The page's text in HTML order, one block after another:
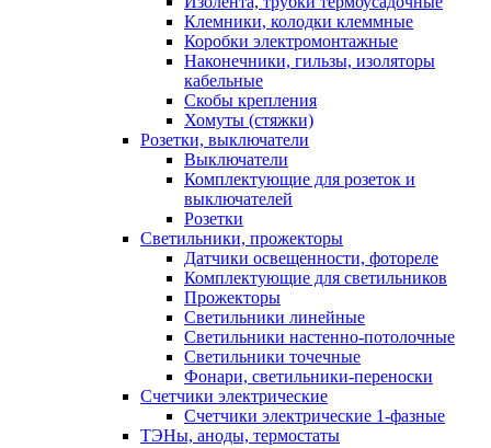
Клемники, колодки клеммные
Коробки электромонтажные
Наконечники, гильзы, изоляторы
кабельные
Скобы крепления
Хомуты (стяжки)
Розетки, выключатели
Выключатели
Комплектующие для розеток и
выключателей
Розетки
Светильники, прожекторы
Датчики освещенности, фотореле
Комплектующие для светильников
Прожекторы
Светильники линейные
Светильники настенно-потолочные
Светильники точечные
Фонари, светильники-переноски
Счетчики электрические
Счетчики электрические 1-фазные
ТЭНы, аноды, термостаты